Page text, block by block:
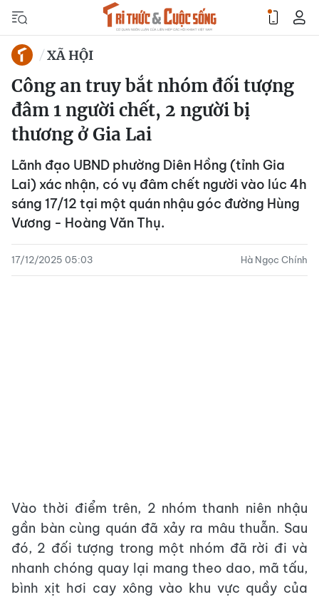
XÃ HỘI
Công an truy bắt nhóm đối tượng
đâm 1 người chết, 2 người bị
thương ở Gia Lai
Lãnh đạo UBND phường Diên Hồng (tỉnh Gia
Lai) xác nhận, có vụ đâm chết người vào lúc 4h
sáng 17/12 tại một quán nhậu góc đường Hùng
Vương - Hoàng Văn Thụ.
17/12/2025 05:03 Hà Ngọc Chính
Vào thời điểm trên, 2 nhóm thanh niên nhậu
gần bàn cùng quán đã xảy ra mâu thuẫn. Sau
đó, 2 đối tượng trong một nhóm đã rời đi và
nhanh chóng quay lại mang theo dao, mã tấu,
bình xịt hơi cay xông vào khu vực quầy của